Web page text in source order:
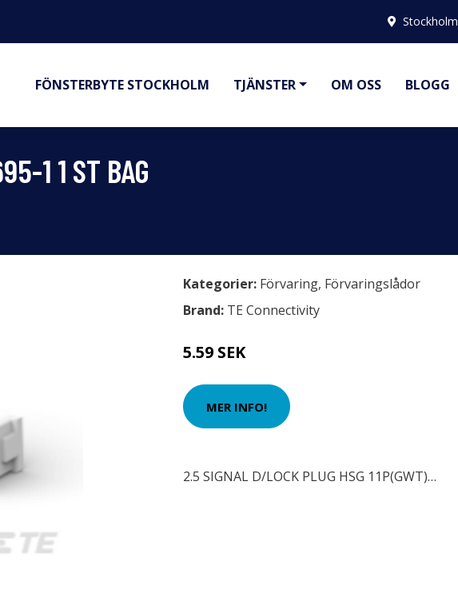
Stockholm
FÖNSTERBYTE STOCKHOLM TJÄNSTER OM OSS BLOGG
1 1 ST BAG
Kategorier: Förvaring, Förvaringslådor
Brand: TE Connectivity
5.59 SEK
MER INFO!
2.5 SIGNAL D/LOCK PLUG HSG 11P(GWT)…